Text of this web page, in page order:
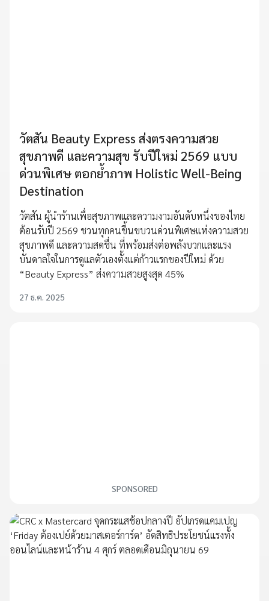
วัตสัน Beauty Express ส่งตรงความสวย
สุขภาพดี และความสุข รับปีใหม่ 2569 แบบ
ด่วนพิเศษ ตอกย้ำภาพ Holistic Well-Being
Destination
วัตสัน ผู้นำร้านเพื่อสุขภาพและความงามอันดับหนึ่งของไทย
ต้อนรับปี 2569 ชวนทุกคนขึ้นขบวนด่วนพิเศษแห่งความสวย
สุขภาพดี และความสดชื่น ที่พร้อมส่งต่อพลังบวกและแรง
บันดาลใจในการดูแลตัวเองตั้งแต่ก้าวแรกของปีใหม่ ด้วย
“Beauty Express” ส่งความสวยสูงสุด 45%
27 ธ.ค. 2025
SPONSORED